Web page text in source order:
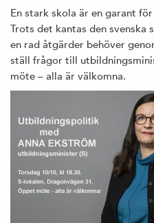
En stark skola är en garant
Trots det kantas den svenska
en rad åtgärder behöver
ställ frågor till
möte – alla är välkomna.